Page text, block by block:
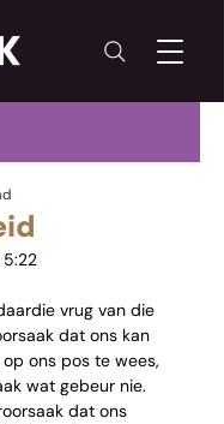
5:22
vrug van die
dat ons kan
ons pos te wees,
wat gebeur nie.
dat ons